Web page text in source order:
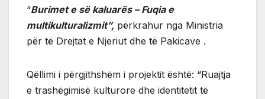
“Burimet e së kaluarës – Fuqia e
multikulturalizmit”, përkrahur nga Ministria
për të Drejtat e Njeriut dhe të Pakicave .
Qëllimi i përgjithshëm i projektit është: “Ruajtja
e trashëgimisë kulturore dhe identitetit të